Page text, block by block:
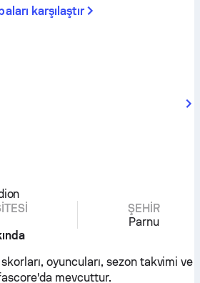
karşılaştır
ŞEHIR
Parnu
oyuncuları, sezon takvimi ve
mevcuttur.